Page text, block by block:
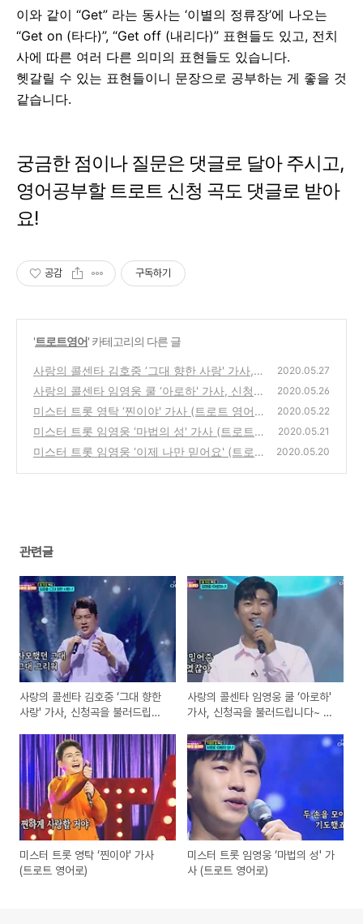
이와 같이 “Get” 라는 동사는 ‘이별의 정류장’에 나오는
“Get on (타다)”, “Get off (내리다)” 표현들도 있고, 전치
사에 따른 여러 다른 의미의 표현들도 있습니다.
헷갈릴 수 있는 표현들이니 문장으로 공부하는 게 좋을 것
같습니다.
궁금한 점이나 질문은 댓글로 달아 주시고,
영어공부할 트로트 신청 곡도 댓글로 받아
요!
공감 구독하기
'트로트영어' 카테고리의 다른 글
사랑의 콜센타 김호중 ‘그대 향한 사랑' 가사,
신청곡을 불러드립니다~ 잘자요 특집 (인기노
래 가사 영어로)
(0)
2020.05.27
사랑의 콜센타 임영웅 쿨 ‘아로하' 가사, 신청곡
을 불러드립니다~ 잘자요 특집 (인기노래 가사
영어로)
(0)
2020.05.26
미스터 트롯 영탁 ‘찐이야' 가사 (트로트 영어
로)
(0)
2020.05.22
미스터 트롯 임영웅 ‘마법의 성' 가사 (트로트
영어로)
(0)
2020.05.21
미스터 트롯 임영웅 ‘이제 나만 믿어요' (트로
2020.05.20
관련글
사랑의 콜센타 김호중 ‘그대 향한
사랑' 가사, 신청곡을 불러드립니
영어로)
사랑의 콜센타 임영웅 쿨 ‘아로하'
가사, 신청곡을 불러드립니다~ 잘
미스터 트롯 영탁 ‘찐이야' 가사
(트로트 영어로)
미스터 트롯 임영웅 ‘마법의 성' 가
사 (트로트 영어로)